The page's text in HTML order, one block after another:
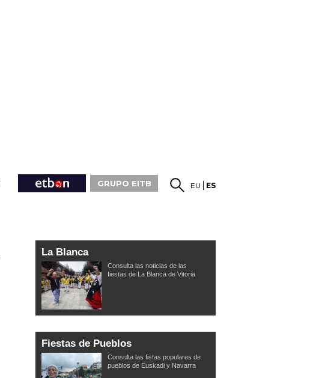
GRUPO EITB EU ES
La Blanca
Consulta las noticias de las
fiestas de La Blanca de Vitoria
Fiestas de Pueblos
Consulta las fistas populares de
pueblos de Euskadi y Navarra